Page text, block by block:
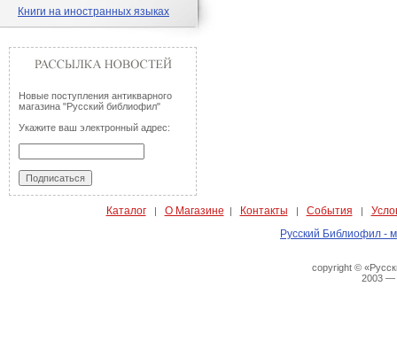
Книги на иностранных языках
Новые поступления антикварного
магазина "Русский библиофил"
Укажите ваш электронный адрес:
Каталог| О Магазине | Контакты | События |
Русский Библиофил -
copyright ©
2003 —